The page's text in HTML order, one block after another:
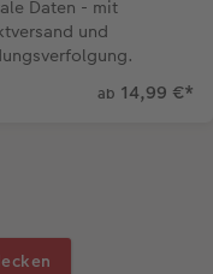
Daten - mit
und
ab 14,99 €*